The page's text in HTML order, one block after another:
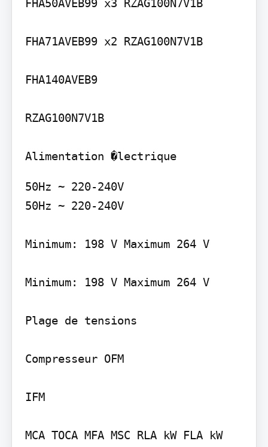
FHA50AVEB99 x3 RZAG100N7V1B
FHA71AVEB99 x2 RZAG100N7V1B
FHA140AVEB9
RZAG100N7V1B
Alimentation �lectrique
50Hz ~ 220-240V
50Hz ~ 220-240V
Minimum: 198 V Maximum 264 V
Minimum: 198 V Maximum 264 V
Plage de tensions
Compresseur OFM
IFM
MCA TOCA MFA MSC RLA kW FLA kW